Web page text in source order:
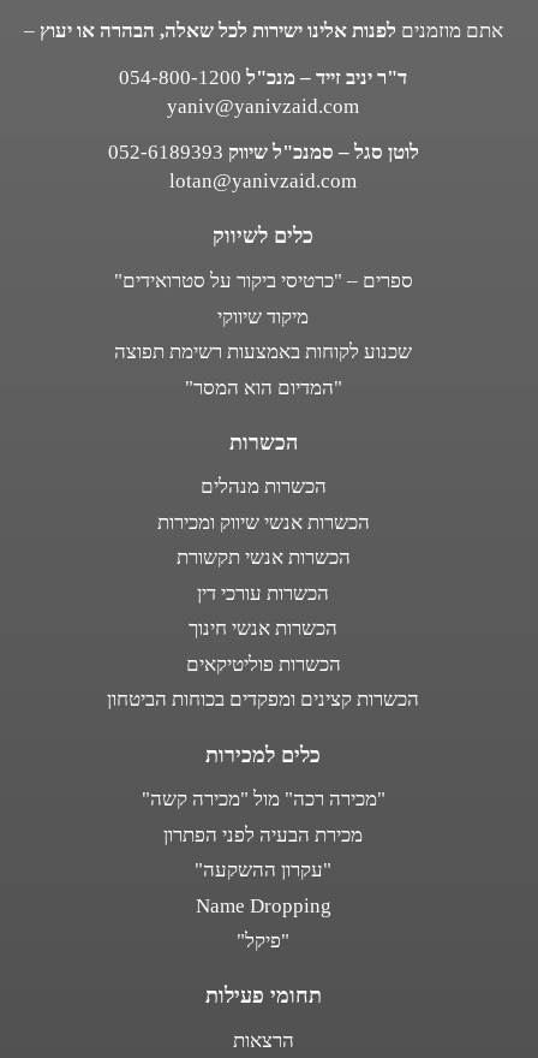
אתם מוזמנים לפנות אלינו ישירות לכל שאלה, הבהרה או יעוץ –
ד"ר יניב זייד – מנכ"ל 054-800-1200
yaniv@yanivzaid.com
לוטן סגל – סמנכ"ל שיווק 052-6189393
lotan@yanivzaid.com
כלים לשיווק
ספרים – "כרטיסי ביקור על סטרואידים"
מיקוד שיווקי
שכנוע לקוחות באמצעות רשימת תפוצה
"המדיום הוא המסר"
הכשרות
הכשרות מנהלים
הכשרות אנשי שיווק ומכירות
הכשרות אנשי תקשורת
הכשרות עורכי דין
הכשרות אנשי חינוך
הכשרות פוליטיקאים
הכשרות קצינים ומפקדים בכוחות הביטחון
כלים למכירות
"מכירה רכה" מול "מכירה קשה"
מכירת הבעיה לפני הפתרון
"עקרון ההשקעה"
Name Dropping
"פיקל"
תחומי פעילות
הרצאות